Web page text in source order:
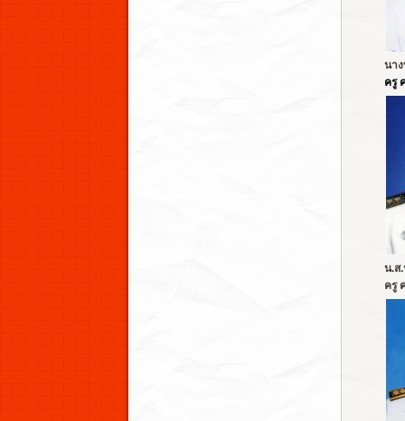
นา
ครู
น.ส
ครู